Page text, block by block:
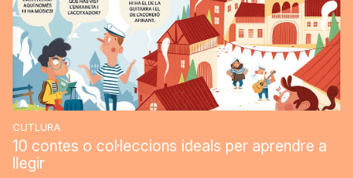
CUTLURA
10 contes o col·leccions ideals per aprendre a
llegir